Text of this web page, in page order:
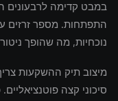
במבט קדימה לרבעונים
התפתחות. מספר זרזים
נוכחיות, מה שהופך
מיצוב תיק ההשקעות
סיכוני קצה